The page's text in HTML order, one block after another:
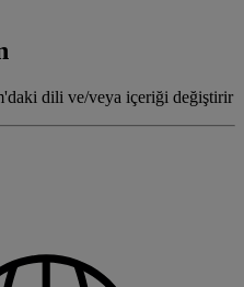
dili ve/veya içeriği değiştirir